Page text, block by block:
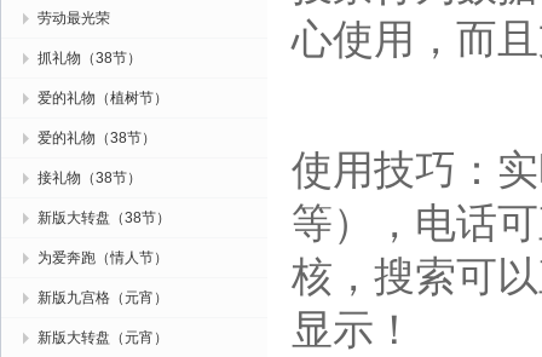
劳动最光荣
抓礼物（38节）
爱的礼物（植树节）
爱的礼物（38节）
接礼物（38节）
新版大转盘（38节）
为爱奔跑（情人节）
新版九宫格（元宵）
新版大转盘（元宵）
心使用，而
使用技巧：
等），电话
核，搜索可
显示！